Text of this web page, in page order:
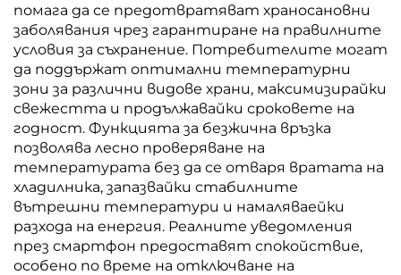
помага да се предотвратяват храносановни
заболявания чрез гарантиране на правилните
условия за съхранение. Потребителите могат
да поддържат оптимални температурни
зони за различни видове храни, максимизирайки
свежестта и продължавайки сроковете на
годност. Функцията за безжична връзка
позволява лесно проверяване на
температурата без да се отваря вратата на
хладилника, запазвайки стабилните
вътрешни температури и намаляваейки
разхода на енергия. Реалните уведомления
през смартфон предоставят спокойствие,
особено по време на отключване на